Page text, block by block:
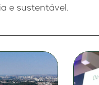
e sustentável.